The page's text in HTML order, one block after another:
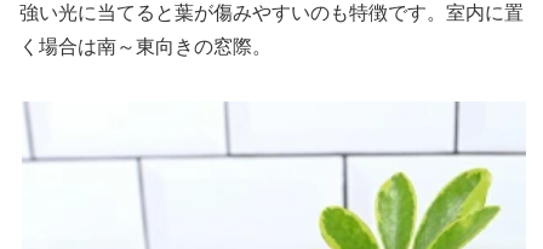
強い光に当てると葉が傷みやすいのも特徴です。室内に置
く場合は南～東向きの窓際。